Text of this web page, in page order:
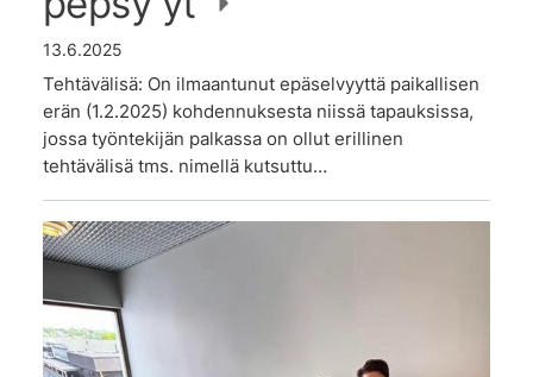
13.6.2025
Tehtävälisä: On ilmaantunut epäselvyyttä paikallisen
erän (1.2.2025) kohdennuksesta niissä tapauksissa,
jossa työntekijän palkassa on ollut erillinen
tehtävälisä tms. nimellä kutsuttu…